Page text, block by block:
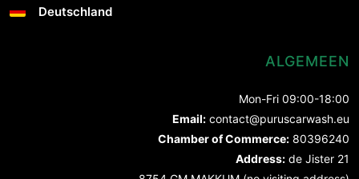
Deutschland
ALGEMEEN
Mon-Fri 09:00-18:00
Email: contact@puruscarwash.eu
Chamber of Commerce: 80396240
Address: de Jister 21